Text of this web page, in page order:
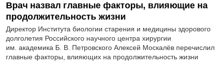
Врач назвал главные факторы, влияющие на
продолжительность жизни
Директор Института биологии старения и медицины здорового
долголетия Российского научного центра хирургии
им. академика Б. В. Петровского Алексей Москалёв перечислил
главные факторы, влияющих на продолжительность жизни